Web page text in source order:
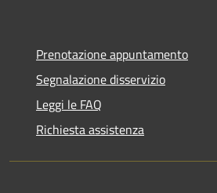
Prenotazione appuntamento
Segnalazione disservizio
Leggi le FAQ
Richiesta assistenza